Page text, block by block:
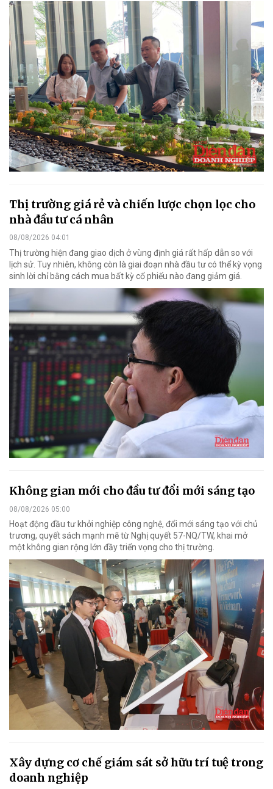
Thị trường giá rẻ và chiến lược chọn lọc cho
nhà đầu tư cá nhân
08/08/2026 04:01
Thị trường hiện đang giao dịch ở vùng định giá rất hấp dẫn so với
lịch sử. Tuy nhiên, không còn là giai đoạn nhà đầu tư có thể kỳ vọng
sinh lời chỉ bằng cách mua bất kỳ cổ phiếu nào đang giảm giá.
Không gian mới cho đầu tư đổi mới sáng tạo
08/08/2026 05:00
Hoạt động đầu tư khởi nghiệp công nghệ, đổi mới sáng tạo với chủ
trương, quyết sách mạnh mẽ từ Nghị quyết 57-NQ/TW, khai mở
một không gian rộng lớn đầy triển vọng cho thị trường.
Xây dựng cơ chế giám sát sở hữu trí tuệ trong
doanh nghiệp